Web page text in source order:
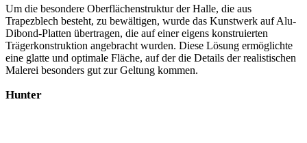
Um die besondere Oberflächenstruktur der Halle, die aus
Trapezblech besteht, zu bewältigen, wurde das Kunstwerk auf Alu-
Dibond-Platten übertragen, die auf einer eigens konstruierten
Trägerkonstruktion angebracht wurden. Diese Lösung ermöglichte
eine glatte und optimale Fläche, auf der die Details der realistischen
Malerei besonders gut zur Geltung kommen.
Hunter